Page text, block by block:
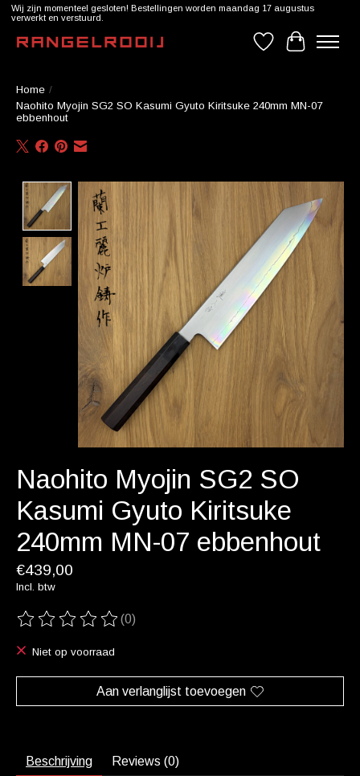
Wij zijn momenteel gesloten! Bestellingen worden maandag 17 augustus
verwerkt en verstuurd.
Verlanglijst
Home /
Naohito Myojin SG2 SO Kasumi Gyuto Kiritsuke 240mm MN-07
ebbenhout
Product image slideshow Items
Naohito Myojin SG2 SO
Kasumi Gyuto Kiritsuke
240mm MN-07 ebbenhout
€439,00
Incl. btw
De beoordeling van dit product is
(0)
Niet op voorraad
Aan verlanglijst toevoegen
Beschrijving Reviews (0)